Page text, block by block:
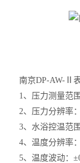
南京DP-AW- Ⅱ
1、压力测量范
2、压力分辨率
3、水浴控温范
4、温度分辨率
5、温度波动：